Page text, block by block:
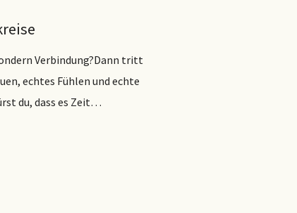
Verbindung?Dann tritt
echtes Fühlen und echte
du, dass es Zeit…